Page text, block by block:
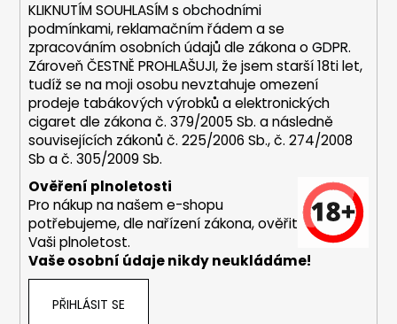
KLIKNUTÍM SOUHLASÍM s obchodními
podmínkami,reklamačním řádem a se
zpracováním osobních údajů dle zákona oGDPR.
Zároveň ČESTNĚ PROHLAŠUJI, že jsem starší 18ti let,
tudíž se na moji osobu nevztahuje omezení
prodeje tabákových výrobků a elektronických
cigaret dle zákona č. 379/2005 Sb. a následně
souvisejících zákonů č. 225/2006 Sb., č. 274/2008
Sb a č. 305/2009 Sb.
Ověření plnoletosti
Pro nákup na našem e-shopu
potřebujeme, dle nařízení zákona, ověřit
Vaši plnoletost.
Vaše osobní údaje nikdy neukládáme!
PŘIHLÁSIT SE